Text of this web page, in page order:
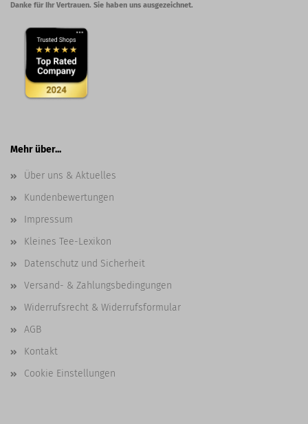
Danke für Ihr Vertrauen. Sie haben uns ausgezeichnet.
Mehr über...
Über uns & Aktuelles
Kundenbewertungen
Impressum
Kleines Tee-Lexikon
Datenschutz und Sicherheit
Versand- & Zahlungsbedingungen
Widerrufsrecht & Widerrufsformular
AGB
Kontakt
Cookie Einstellungen